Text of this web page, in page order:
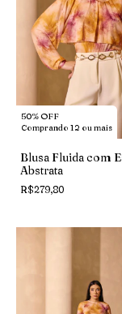
50% OFF
Comprando 12 ou mais
Blusa Fluida com
Abstrata
R$279,80